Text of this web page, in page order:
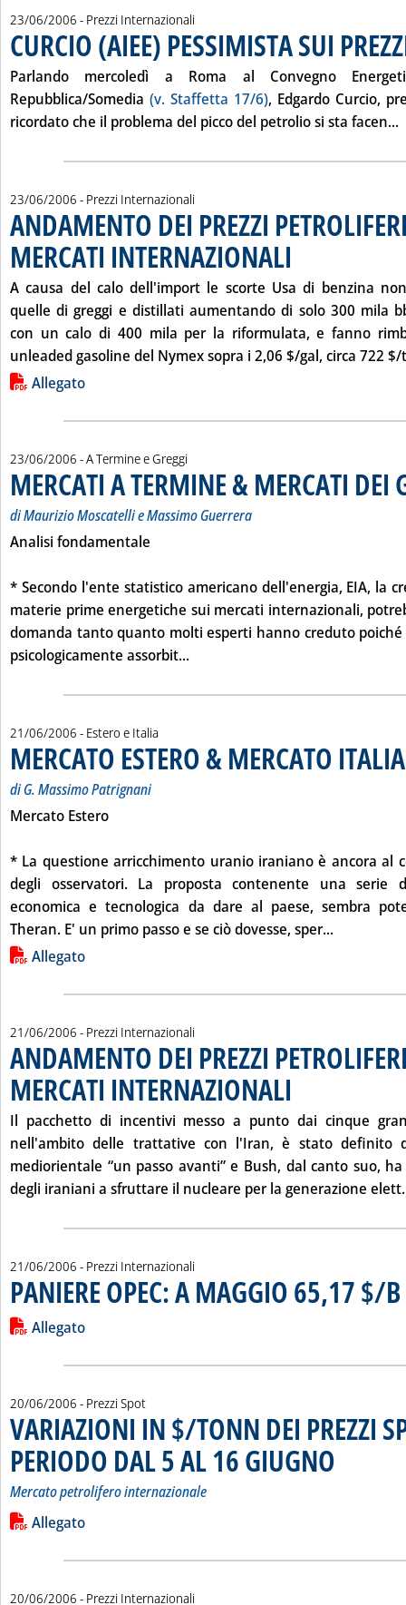
23/06/2006 - Prezzi Internazionali
CURCIO (AIEE) PESSIMISTA SUI
Parlando mercoledì a Roma al Convegno
Repubblica/Somedia (v. Staffetta 17/6), Edgardo Curcio,
ricordato che il problema del picco del petrolio si sta facen...
23/06/2006 - Prezzi Internazionali
ANDAMENTO DEI PREZZI
MERCATI INTERNAZIONALI
A causa del calo dell'import le scorte Usa di benzina
quelle di greggi e distillati aumentando di solo 300 mila
con un calo di 400 mila per la riformulata, e fanno
unleaded gasoline del Nymex sopra i 2,06 $/gal, circa 722
Lista allegati PDF alla notizia
Allegato
23/06/2006 - A Termine e Greggi
MERCATI A TERMINE & MERCATI DEI
di Maurizio Moscatelli e Massimo Guerrera
Analisi fondamentale
* Secondo l'ente statistico americano dell'energia, EIA, la
materie prime energetiche sui mercati internazionali,
domanda tanto quanto molti esperti hanno creduto
psicologicamente assorbit...Leggi tutta la notizia: 'MERCATI A
21/06/2006 - Estero e Italia
MERCATO ESTERO & MERCATO ITALIA
di G. Massimo Patrignani
Mercato Estero
* La questione arricchimento uranio iraniano è ancora al
degli osservatori. La proposta contenente una serie
economica e tecnologica da dare al paese, sembra
Theran. E' un primo passo e se ciò dovesse, sper...Leggi tutta
Lista allegati PDF alla notizia
Allegato
21/06/2006 - Prezzi Internazionali
ANDAMENTO DEI PREZZI
MERCATI INTERNAZIONALI
Il pacchetto di incentivi messo a punto dai cinque
nell'ambito delle trattative con l'Iran, è stato definito
mediorientale “un passo avanti” e Bush, dal canto suo,
degli iraniani a sfruttare il nucleare per la generazione
21/06/2006 - Prezzi Internazionali
PANIERE OPEC: A MAGGIO 65,17 $/B
Leggi tutta la notizia: 'PANIERE OPEC: A MAGGIO 65,17 $/B'
Lista allegati PDF alla notizia
Allegato
20/06/2006 - Prezzi Spot
VARIAZIONI IN $/TONN DEI PREZZI
PERIODO DAL 5 AL 16 GIUGNO
Mercato petrolifero internazionale
Leggi tutta la notizia: 'VARIAZIONI IN $/TONN DEI PREZZI
Lista allegati PDF alla notizia
Allegato
20/06/2006 - Prezzi Internazionali